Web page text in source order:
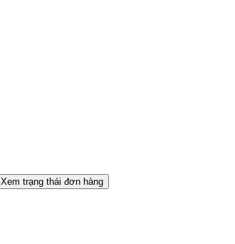
Xem trạng thái đơn hàng